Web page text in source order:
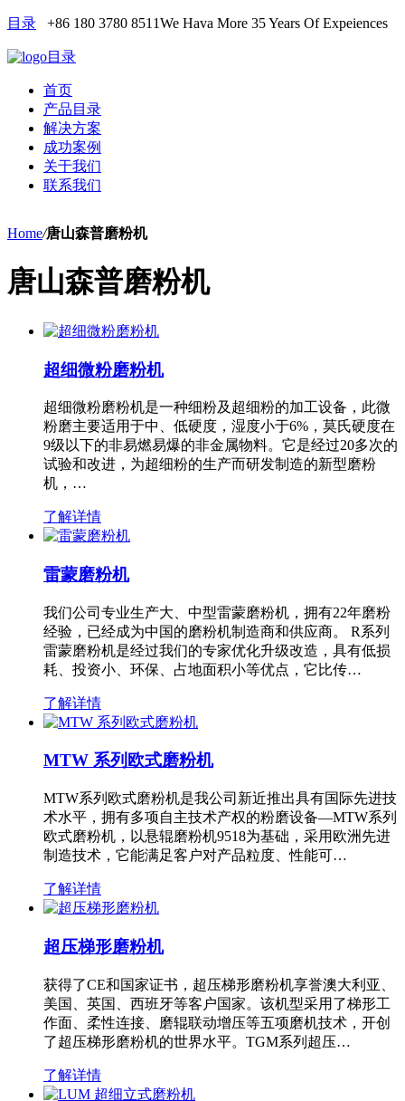
目录 +86 180 3780 8511We Hava More 35 Years Of Expeiences
目录
首页
产品目录
解决方案
成功案例
关于我们
联系我们
Home/唐山森普磨粉机
唐山森普磨粉机
超细微粉磨粉机
超细微粉磨粉机是一种细粉及超细粉的加工设备，此微
粉磨主要适用于中、低硬度，湿度小于6%，莫氏硬度在
9级以下的非易燃易爆的非金属物料。它是经过20多次的
试验和改进，为超细粉的生产而研发制造的新型磨粉
机，…
了解详情
雷蒙磨粉机
我们公司专业生产大、中型雷蒙磨粉机，拥有22年磨粉
经验，已经成为中国的磨粉机制造商和供应商。 R系列
雷蒙磨粉机是经过我们的专家优化升级改造，具有低损
耗、投资小、环保、占地面积小等优点，它比传…
了解详情
MTW 系列欧式磨粉机
MTW系列欧式磨粉机是我公司新近推出具有国际先进技
术水平，拥有多项自主技术产权的粉磨设备—MTW系列
欧式磨粉机，以悬辊磨粉机9518为基础，采用欧洲先进
制造技术，它能满足客户对产品粒度、性能可…
了解详情
超压梯形磨粉机
获得了CE和国家证书，超压梯形磨粉机享誉澳大利亚、
美国、英国、西班牙等客户国家。该机型采用了梯形工
作面、柔性连接、磨辊联动增压等五项磨机技术，开创
了超压梯形磨粉机的世界水平。TGM系列超压…
了解详情